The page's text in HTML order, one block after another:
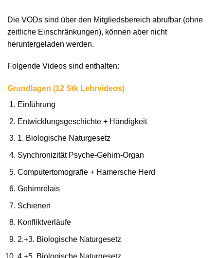
Die VODs sind über den Mitgliedsbereich abrufbar (ohne
zeitliche Einschränkungen), können aber nicht
heruntergeladen werden.
Folgende Videos sind enthalten:
Grundlagen (12 Stk Lehrvideos)
Einführung
Entwicklungsgeschichte + Händigkeit
1. Biologische Naturgesetz
Synchronizität Psyche-Gehirn-Organ
Computertomografie + Hamersche Herd
Gehirnrelais
Schienen
Konfliktverläufe
2.+3. Biologische Naturgesetz
4.+5. Biologische Naturgesetz